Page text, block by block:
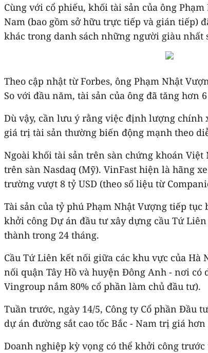
Cùng với cổ phiếu, khối tài sản của ông
Nam (bao gồm sở hữu trực tiếp và gián tiếp)
khác trong danh sách những người giàu nhất
Theo cập nhật từ Forbes, ông Phạm Nhật
So với đầu năm, tài sản của ông đã tăng hơn
Dù vậy, cần lưu ý rằng việc định lượng chính
giá trị tài sản thường biến động mạnh theo
Ngoài khối tài sản trên sàn chứng khoán
trên sàn Nasdaq (Mỹ). VinFast hiện là hãng
trường vượt 8 tỷ USD (theo số liệu từ
Tài sản của tỷ phú Phạm Nhật Vượng tiếp
khởi công Dự án đầu tư xây dựng cầu Tứ
thành trong 24 tháng.
Cầu Tứ Liên kết nối giữa các khu vực của Hà
nối quận Tây Hồ và huyện Đông Anh - nơi có
Vingroup nắm 80% cổ phần làm chủ đầu tư).
Tuần trước, ngày 14/5, Công ty Cổ phần Đầu
dự án đường sắt cao tốc Bắc - Nam trị giá hơn
Doanh nghiệp kỳ vọng có thể khởi công